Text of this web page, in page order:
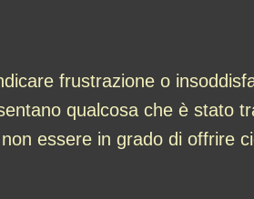
frustrazione o
qualcosa che è stato
essere in grado di offrire